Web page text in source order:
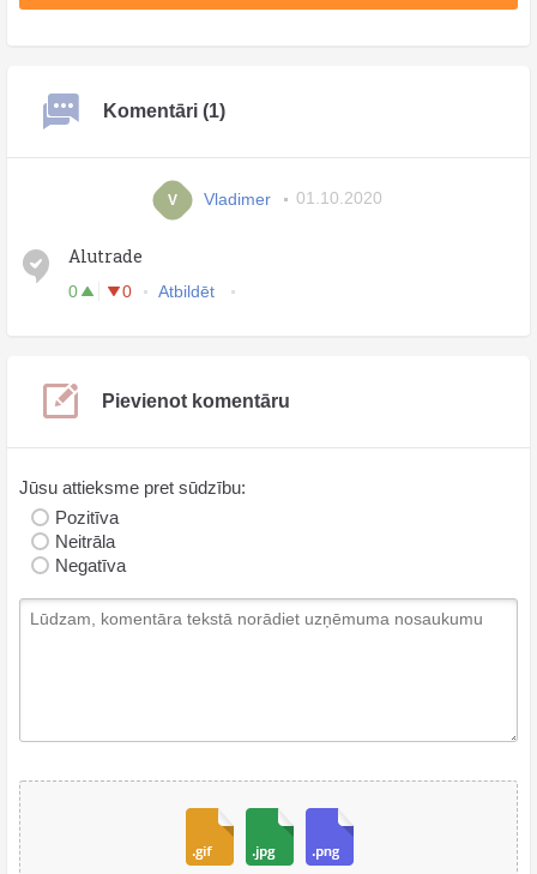
Komentāri (1)
V Vladimer 01.10.2020
Alutrade
0 0 Atbildēt
Pievienot komentāru
Jūsu attieksme pret sūdzību:
Pozitīva
Neitrāla
Negatīva